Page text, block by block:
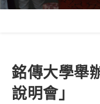
銘傳大學舉
說明會」